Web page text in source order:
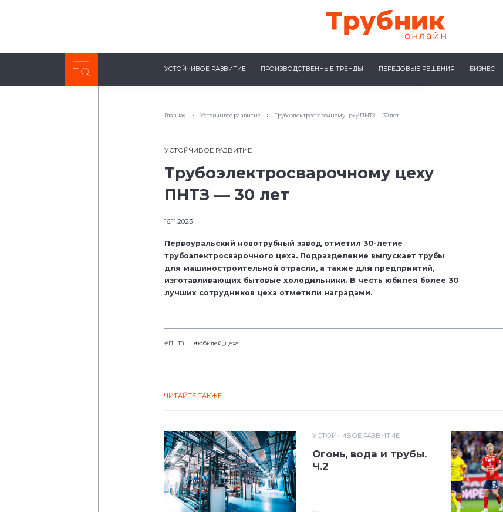
Неделя с ТМК. Выпуск №27 (225)
УСТОЙЧИВОЕ РАЗВИТИЕ ПРОИЗВОДСТВЕННЫЕ ТРЕНДЫ ПЕРЕДОВЫЕ РЕШЕНИЯ БИЗНЕС
Главная Устойчивое развитие Трубоэлектросварочному цеху ПНТЗ — 30 лет
УСТОЙЧИВОЕ РАЗВИТИЕ
Трубоэлектросварочному цеху
ПНТЗ — 30 лет
16.11.2023
Первоуральский новотрубный завод отметил 30-летие
трубоэлектросварочного цеха. Подразделение выпускает трубы
для машиностроительной отрасли, а также для предприятий,
изготавливающих бытовые холодильники. В честь юбилея более 30
лучших сотрудников цеха отметили наградами.
#ПНТЗ #юбилей_цеха
ЧИТАЙТЕ ТАКЖЕ
УСТОЙЧИВОЕ РАЗВИТИЕ
Огонь, вода и трубы.
Ч.2